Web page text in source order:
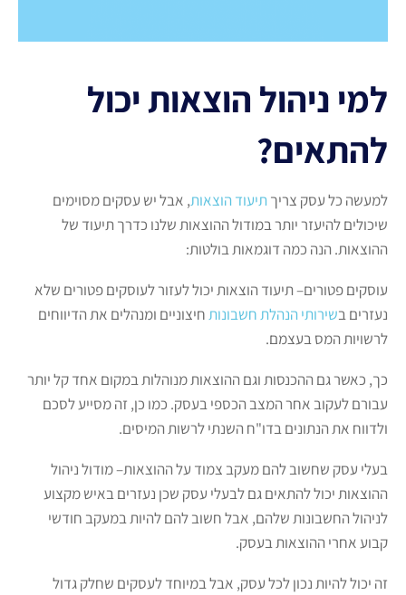
למי ניהול הוצאות יכול
להתאים?
למעשה כל עסק צריךתיעוד הוצאות, אבל יש עסקים מסוימים
שיכולים להיעזר יותר במודול ההוצאות שלנו כדרך תיעוד של
ההוצאות. הנה כמה דוגמאות בולטות:
עוסקים פטורים– תיעוד הוצאות יכול לעזור לעוסקים פטורים שלא
נעזרים בשירותי הנהלת חשבונותחיצוניים ומנהלים את הדיווחים
לרשויות המס בעצמם.
כך, כאשר גם ההכנסות וגם ההוצאות מנוהלות במקום אחד קל יותר
עבורם לעקוב אחר המצב הכספי בעסק. כמו כן, זה מסייע לסכם
ולדווח את הנתונים בדו"ח השנתי לרשות המיסים.
בעלי עסק שחשוב להם מעקב צמוד על ההוצאות– מודול ניהול
ההוצאות יכול להתאים גם לבעלי עסק שכן נעזרים באיש מקצוע
לניהול החשבונות שלהם, אבל חשוב להם להיות במעקב חודשי
קבוע אחרי ההוצאות בעסק.
זה יכול להיות נכון לכל עסק, אבל במיוחד לעסקים שחלק גדול